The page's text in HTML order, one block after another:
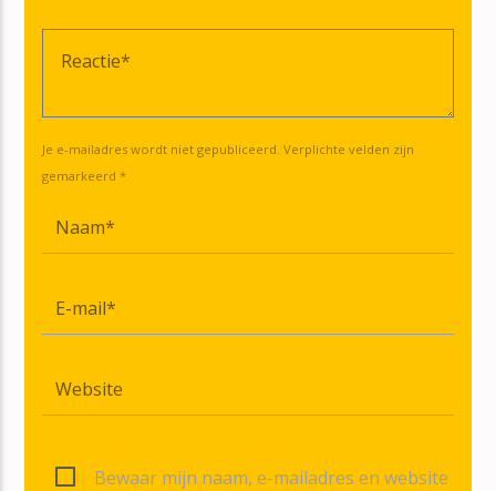
Je e-mailadres wordt niet gepubliceerd. Verplichte velden zijn
gemarkeerd *
Bewaar mijn naam, e-mailadres en website